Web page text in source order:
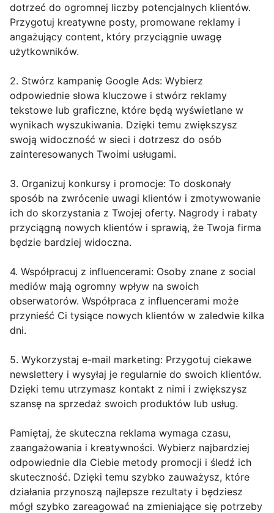
dotrzeć do ogromnej liczby potencjalnych klientów.
Przygotuj kreatywne posty, promowane reklamy i
angażujący content, który przyciągnie uwagę
użytkowników.
2. Stwórz kampanię Google Ads: Wybierz
odpowiednie słowa kluczowe i stwórz reklamy
tekstowe lub graficzne, które będą wyświetlane w
wynikach wyszukiwania. Dzięki temu zwiększysz
swoją widoczność w sieci i dotrzesz do osób
zainteresowanych Twoimi usługami.
3. Organizuj konkursy i promocje: To doskonały
sposób na zwrócenie uwagi klientów i zmotywowanie
ich do skorzystania z Twojej oferty. Nagrody i rabaty
przyciągną nowych klientów i sprawią, że Twoja firma
będzie bardziej widoczna.
4. Współpracuj z influencerami: Osoby znane z social
mediów mają ogromny wpływ na swoich
obserwatorów. Współpraca z influencerami może
przynieść Ci tysiące nowych klientów w zaledwie kilka
dni.
5. Wykorzystaj e-mail marketing: Przygotuj ciekawe
newslettery i wysyłaj je regularnie do swoich klientów.
Dzięki temu utrzymasz kontakt z nimi i zwiększysz
szansę na sprzedaż swoich produktów lub usług.
Pamiętaj, że skuteczna reklama wymaga czasu,
zaangażowania i kreatywności. Wybierz najbardziej
odpowiednie dla Ciebie metody promocji i śledź ich
skuteczność. Dzięki temu szybko zauważysz, które
działania przynoszą najlepsze rezultaty i będziesz
mógł szybko zareagować na zmieniające się potrzeby